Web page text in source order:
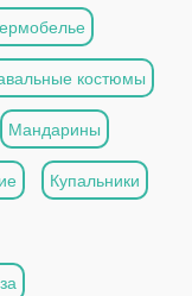
костюмы
Мандарины
Купальники